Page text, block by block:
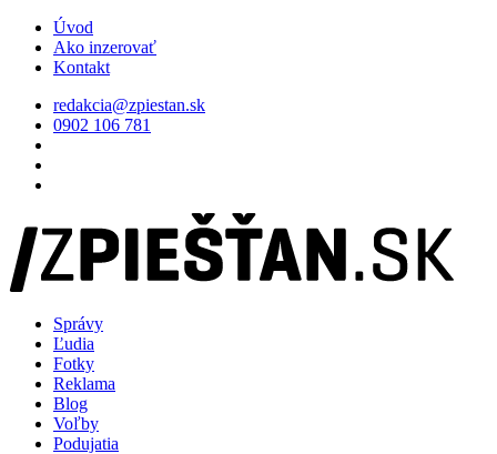
Úvod
Ako inzerovať
Kontakt
redakcia@zpiestan.sk
0902 106 781
Správy
Ľudia
Fotky
Reklama
Blog
Voľby
Podujatia